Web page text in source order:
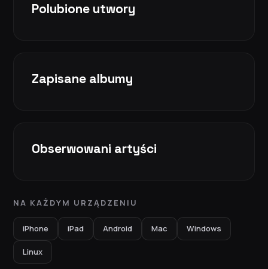
Polubione utwory
Zapisane albumy
Obserwowani artyści
NA KAŻDYM URZĄDZENIU
iPhone iPad Android Mac Windows
Linux